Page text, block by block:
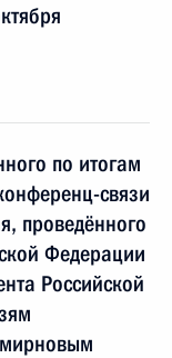
по итогам
связи
проведённого
Федерации
Российской